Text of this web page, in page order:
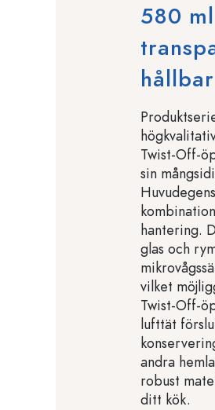
580
hållbar
Twist-Off-
sin
hantering.
glas och
vilket
Twist-Off-
lufttät
andra
robust
ditt kök.